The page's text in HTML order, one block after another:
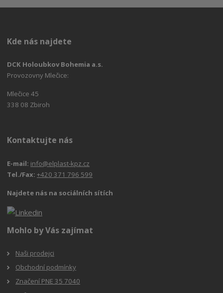
Kde nás najdete
DCK Holoubkov Bohemia a.s.
Provozovny Mlečice:
Mlečice 45
338 08 Zbiroh
Kontaktujte nás
E-mail: info@elplast-kpz.cz
Tel./Fax:+420 371 796 599
Najdete nás na sociálních sítích
Mohlo by Vás zajímat
Naši prodejci
Obchodní podmínky
Značení PNE 35 7040